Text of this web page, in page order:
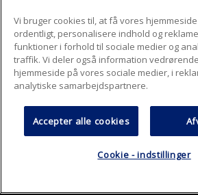
elbilsbatterier: Nissan, Stellantis, BMW
i at puste nyt liv i brugte batterier.
I sidste ende kan miljømæssig
elektrificering kun blive en succes, hvis
på samme niveau.
Ofte stillede spørgsmål
Sitemap
Vi bruger cookies til, at få vores
ordentligt, personalisere indhold og
funktioner i forhold til sociale medier og
traffik. Vi deler også information
hjemmeside på vores sociale medier, i
analytiske samarbejdspartnere.
Accepter alle cookies
Cookie - indstillinger